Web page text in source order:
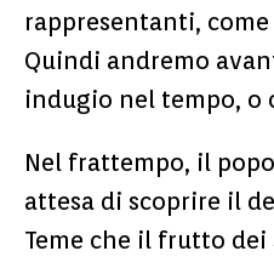
rappresentanti,
Quindi andremo
indugio nel tempo, o
Nel frattempo, il
attesa di scoprire il
Teme che il frutto